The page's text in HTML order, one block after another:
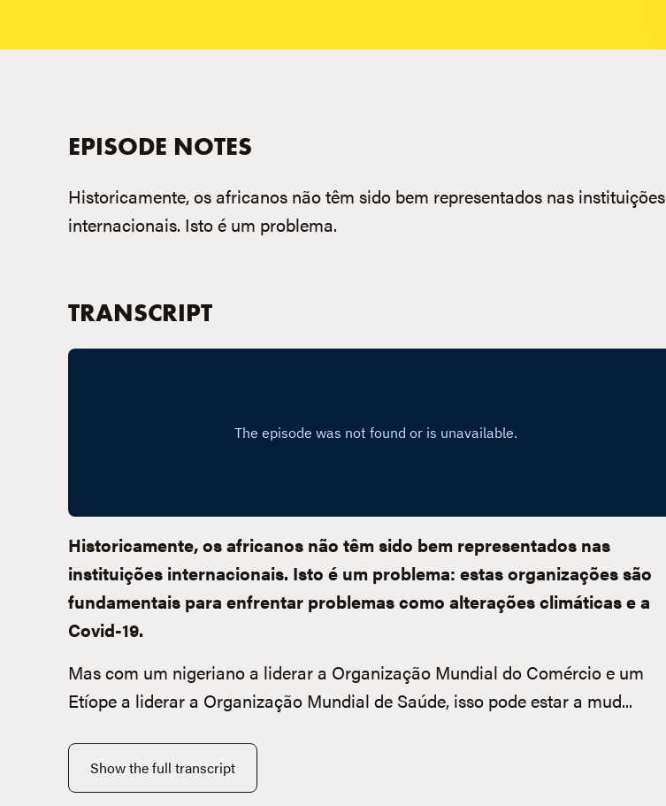
EPISODE NOTES
Historicamente, os africanos não têm sido bem representados nas instituições
internacionais. Isto é um problema.
TRANSCRIPT
Historicamente, os africanos não têm sido bem representados nas
instituições internacionais. Isto é um problema: estas organizações são
fundamentais para enfrentar problemas como alterações climáticas e a
Covid-19.
Mas com um nigeriano a liderar a Organização Mundial do Comércio e um
Etíope a liderar a Organização Mundial de Saúde, isso pode estar a mud...
Show the full transcript